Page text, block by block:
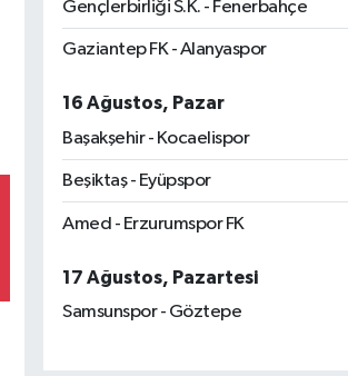
Gençlerbirliği S.K. - Fenerbahçe
Gaziantep FK - Alanyaspor
16 Ağustos, Pazar
Başakşehir - Kocaelispor
Beşiktaş - Eyüpspor
Amed - Erzurumspor FK
17 Ağustos, Pazartesi
Samsunspor - Göztepe